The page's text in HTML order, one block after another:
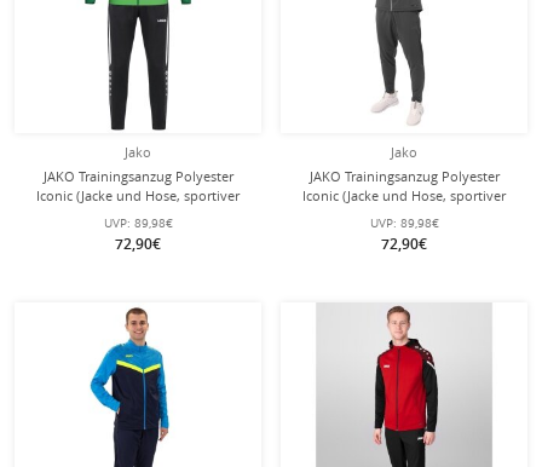
Jako
JAKO Trainingsanzug Polyester
Iconic (Jacke und Hose, sportiver
Schnitt) grün/dunkelgrün Herren
UVP: 89,98€
72,90€
Jako
JAKO Trainingsanzug Polyester
Iconic (Jacke und Hose, sportiver
Schnitt) anthrazitgrau/mintgrün
Herren
UVP: 89,98€
72,90€